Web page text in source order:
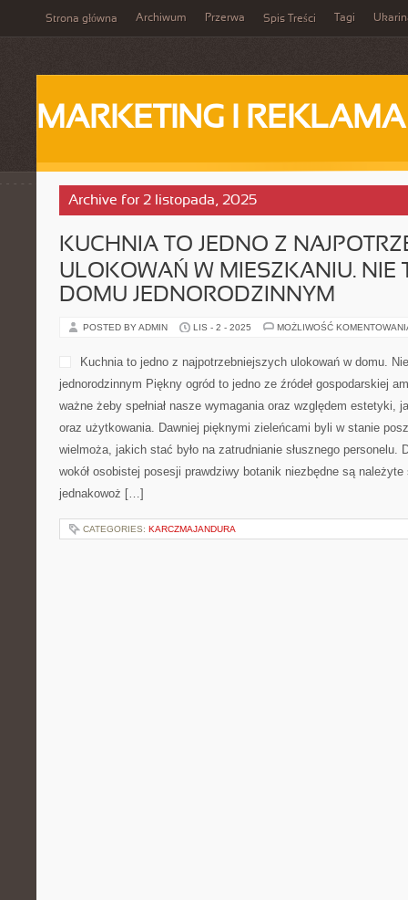
Strona główna Archiwum Przerwa Spis Treści Tagi
MARKETING I REKLAMA
Archive for 2 listopada, 2025
KUCHNIA TO JEDNO Z
ULOKOWAŃ W MIESZKANIU. NIE
DOMU JEDNORODZINNYM
POSTED BY ADMIN LIS - 2 - 2025 MOŻLIWOŚĆ
Kuchnia to jedno z najpotrzebniejszych ulokowań w domu.
jednorodzinnym Piękny ogród to jedno ze źródeł gospodarskiej
ważne żeby spełniał nasze wymagania oraz względem estetyki,
oraz użytkowania. Dawniej pięknymi zieleńcami byli w stanie
wielmoża, jakich stać było na zatrudnianie słusznego personelu.
wokół osobistej posesji prawdziwy botanik niezbędne są
jednakowoż […]
CATEGORIES: KARCZMAJANDURA